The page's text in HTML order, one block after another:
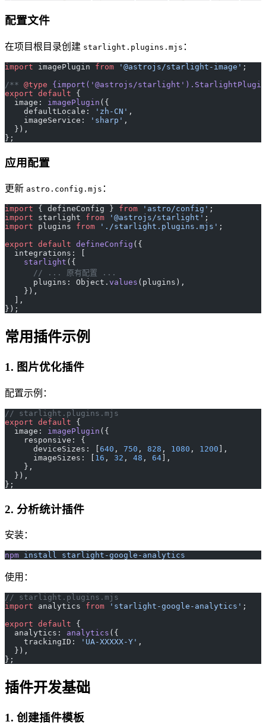
配置文件
在项目根目录创建 starlight.plugins.mjs ：
import imagePlugin from '@astrojs/starlight-image' ;
/** @type {import('@astrojs/
export default {
  image:
imagePlugin ({
    defaultLocale:
'zh-CN' ,
    imageService:
'sharp' ,
  }),
};
应用配置
更新 astro.config.mjs ：
import { defineConfig } from 'astro/config' ;
import starlight from '@astrojs/starlight' ;
import plugins from './starlight.plugins.mjs' ;
export default defineConfig ({
  integrations: [
    starlight
({
      // ... 原有配置 ...
      plugins: Object.
values (plugins),
    }),
  ],
});
常用插件示例
1. 图片优化插件
配置示例：
// starlight.plugins.mjs
export default {
  image:
imagePlugin ({
    responsive: {
      deviceSizes: [
640 , 750 , 828 , 1080 , 1200 ],
      imageSizes: [
16 , 32 , 48 , 64 ],
    },
  }),
};
2. 分析统计插件
安装：
npm install starlight-google-analytics
使用：
// starlight.plugins.mjs
import analytics from 'starlight-google-analytics' ;
export default {
  analytics:
analytics ({
    trackingID:
'UA-XXXXX-Y' ,
  }),
};
插件开发基础
1. 创建插件模板